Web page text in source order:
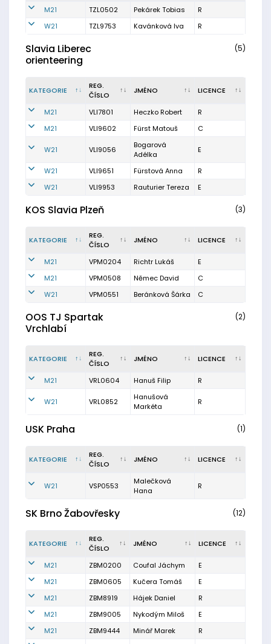
M21 TZL0502 Pekárek Tobias
R
W21
TZL9753 Kavánková Iva R
Slavia Liberec
orienteering
(5)
KATEGORIE
REG.
ČÍSLO
JMÉNO LICENCE
M21 VLI7801 Heczko Robert
R
M21
VLI9602 Fürst Matouš C
W21 VLI9056
Bogarová
Adélka
E
W21 VLI9651 Fürstová Anna
R
W21
VLI9953 Rauturier Tereza E
KOS Slavia Plzeň (3)
KATEGORIE
REG.
ČÍSLO
JMÉNO LICENCE
M21 VPM0204 Richtr Lukáš
E
M21
VPM0508 Němec David
C
W21
VPM0551 Beránková Šárka C
OOS TJ Spartak
Vrchlabí
(2)
KATEGORIE
REG.
ČÍSLO
JMÉNO LICENCE
M21 VRL0604 Hanuš Filip R
W21 VRL0852
Hanušová
Markéta
R
USK Praha (1)
KATEGORIE
REG.
ČÍSLO
JMÉNO LICENCE
W21 VSP0553
Malečková
Hana
R
SK Brno Žabovřesky (12)
KATEGORIE
REG.
ČÍSLO
JMÉNO LICENCE
M21 ZBM0200 Coufal Jáchym
E
M21
ZBM0605 Kučera Tomáš
E
M21
ZBM8919 Hájek Daniel
R
M21
ZBM9005 Nykodým Miloš
E
M21
ZBM9444 Minář Marek
R